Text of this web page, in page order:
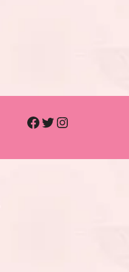
Facebook
Twitter
Instagram